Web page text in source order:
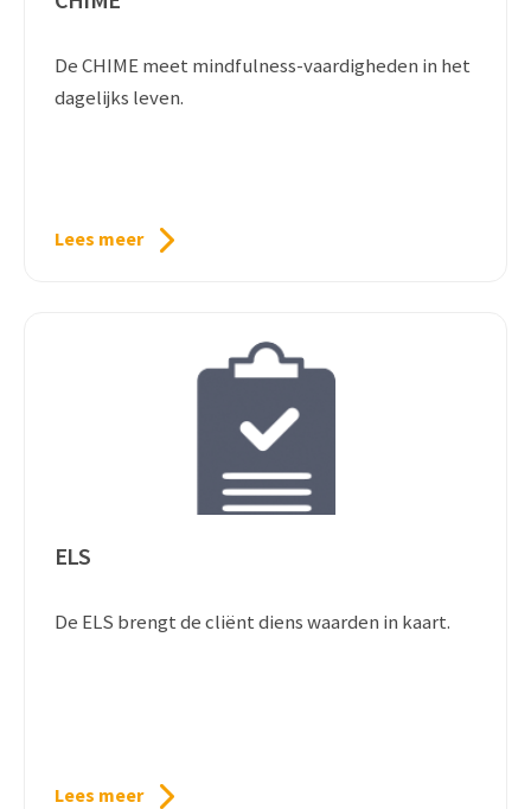
De CHIME meet mindfulness-vaardigheden in het
dagelijks leven.
Lees meer
ELS
De ELS brengt de cliënt diens waarden in kaart.
Lees meer